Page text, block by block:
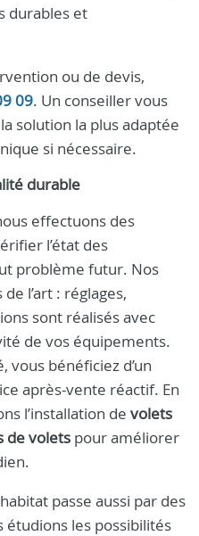
durables et
ou de devis,
09. Un conseiller vous
solution la plus adaptée
si nécessaire.
durable
effectuons des
l’état des
problème futur. Nos
l’art : réglages,
sont réalisés avec
de vos équipements.
vous bénéficiez d’un
après-vente réactif. En
l’installation de volets
de volets pour améliorer
passe aussi par des
les possibilités